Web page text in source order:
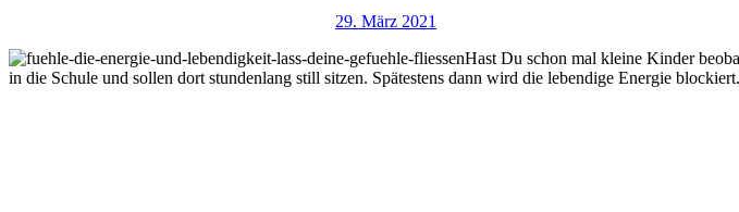
29. März 2021
Hast Du schon mal kleine Kinder
in die Schule und sollen dort stundenlang still sitzen. Spätestens dann wird die lebendige Energie